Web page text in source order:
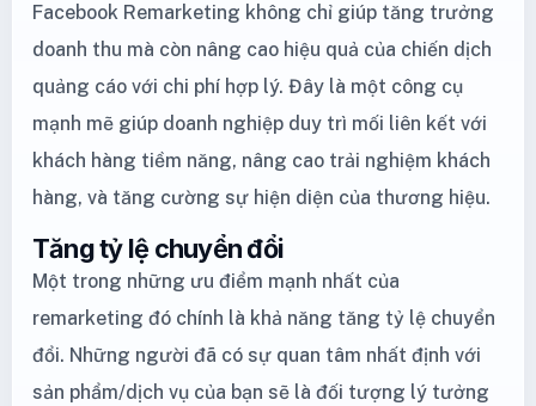
Facebook Remarketing không chỉ giúp tăng trưởng
doanh thu mà còn nâng cao hiệu quả của chiến dịch
quảng cáo với chi phí hợp lý. Đây là một công cụ
mạnh mẽ giúp doanh nghiệp duy trì mối liên kết với
khách hàng tiềm năng, nâng cao trải nghiệm khách
hàng, và tăng cường sự hiện diện của thương hiệu.
Tăng tỷ lệ chuyển đổi
Một trong những ưu điểm mạnh nhất của
remarketing đó chính là khả năng tăng tỷ lệ chuyển
đổi. Những người đã có sự quan tâm nhất định với
sản phẩm/dịch vụ của bạn sẽ là đối tượng lý tưởng